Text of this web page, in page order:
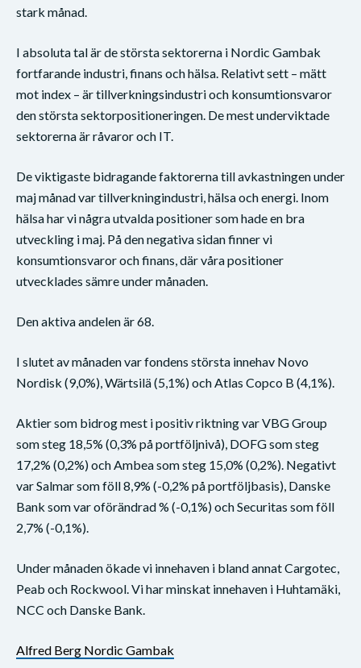
stark månad.
I absoluta tal är de största sektorerna i Nordic Gambak
fortfarande industri, finans och hälsa. Relativt sett – mätt
mot index – är tillverkningsindustri och konsumtionsvaror
den största sektorpositioneringen. De mest underviktade
sektorerna är råvaror och IT.
De viktigaste bidragande faktorerna till avkastningen under
maj månad var tillverkningindustri, hälsa och energi. Inom
hälsa har vi några utvalda positioner som hade en bra
utveckling i maj. På den negativa sidan finner vi
konsumtionsvaror och finans, där våra positioner
utvecklades sämre under månaden.
Den aktiva andelen är 68.
I slutet av månaden var fondens största innehav Novo
Nordisk (9,0%), Wärtsilä (5,1%) och Atlas Copco B (4,1%).
Aktier som bidrog mest i positiv riktning var VBG Group
som steg 18,5% (0,3% på portföljnivå), DOFG som steg
17,2% (0,2%) och Ambea som steg 15,0% (0,2%). Negativt
var Salmar som föll 8,9% (-0,2% på portföljbasis), Danske
Bank som var oförändrad % (-0,1%) och Securitas som föll
2,7% (-0,1%).
Under månaden ökade vi innehaven i bland annat Cargotec,
Peab och Rockwool. Vi har minskat innehaven i Huhtamäki,
NCC och Danske Bank.
Alfred Berg Nordic Gambak